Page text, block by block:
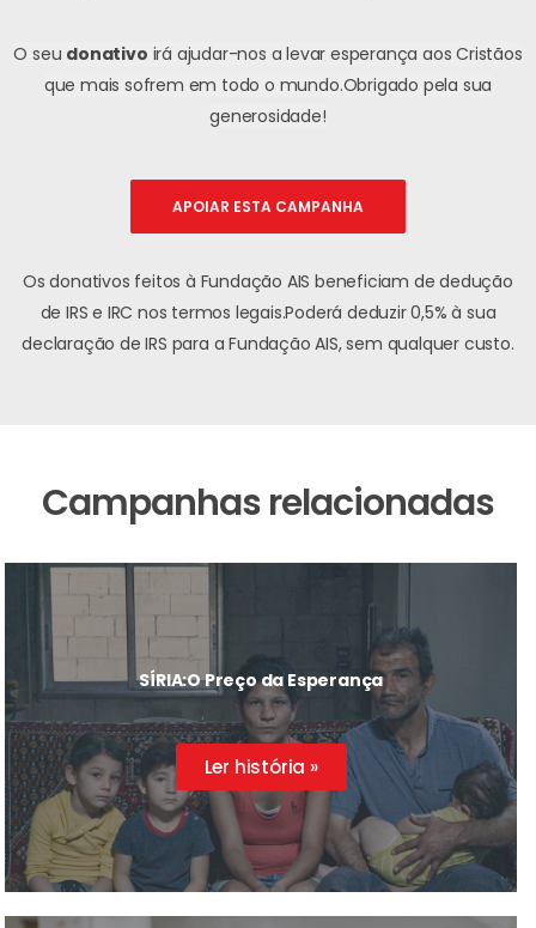
O seu donativo irá ajudar-nos a levar esperança aos Cristãos
que mais sofrem em todo o mundo.Obrigado pela sua
generosidade!
APOIAR ESTA CAMPANHA
Os donativos feitos à Fundação AIS beneficiam de dedução
de IRS e IRC nos termos legais.Poderá deduzir 0,5% à sua
declaração de IRS para a Fundação AIS, sem qualquer custo.
Campanhas relacionadas
SÍRIA:O Preço da Esperança
Ler história »